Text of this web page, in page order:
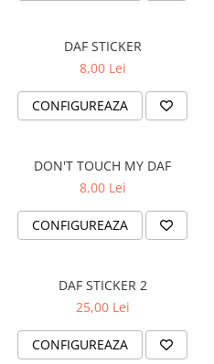
STICKERE JDM
STICKERE PENTRU CAPOTA
STICKERE PENTRU LATERALE
STICKERE PRAGURI
STICKERE PRINTATE
STICKERE UTILAJE AGRICOLE
DAF STICKER
8,00 Lei
CONFIGUREAZA
DON'T TOUCH MY DAF
8,00 Lei
CONFIGUREAZA
DAF STICKER 2
25,00 Lei
CONFIGUREAZA